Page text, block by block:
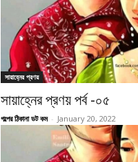
সায়াহ্নের প্রণয়
সায়াহ্নের প্রণয় পর্ব -০৫
গল্পের ঠিকানা ডট কম - January 20, 2022